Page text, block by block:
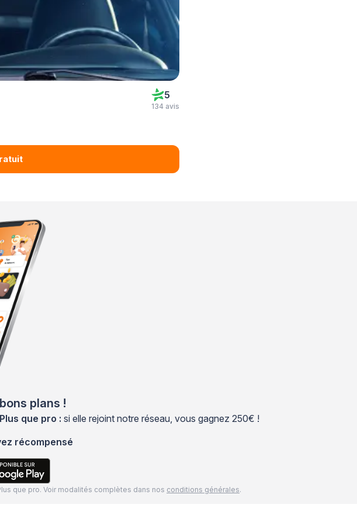
5
134 avis
plans !
que pro : si elle rejoint notre réseau, vous gagnez 250€ !
récompensé
que pro. Voir modalités complètes dans nos conditions générales.